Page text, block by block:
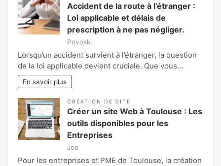
Accident de la route à l’étranger :
Loi applicable et délais de
prescription à ne pas négliger.
Povoski
Lorsqu’un accident survient à l’étranger, la question
de la loi applicable devient cruciale. Que vous…
En savoir plus
CRÉATION DE SITE
Créer un site Web à Toulouse : Les
outils disponibles pour les
Entreprises
Joe
Pour les entreprises et PME de Toulouse, la création